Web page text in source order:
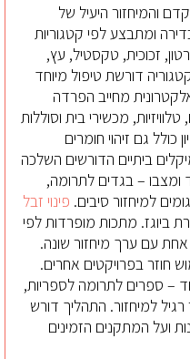
והמיחזור היעיל של
ומתבצע לפי קטגוריות
זכוכית, טקסטיל, עץ,
דורשת טיפול מיוחד
מחייב הפרדה
מכשירי בית וסוללות
גם זיהוי חומרים
ביתיים הדורשים השלכה
ומצבו – בגדים לתרומה,
למיחזור סיבים. פינוי זבל
ביוגז. מתכות מופרדות לפי
אחת עם ערך מיחזור שונה.
חוזר בפרויקטים אחרים.
– ספרים לתרומה לספריות,
למיחזור. התהליך דורש
ועל המתקנים הזמינים